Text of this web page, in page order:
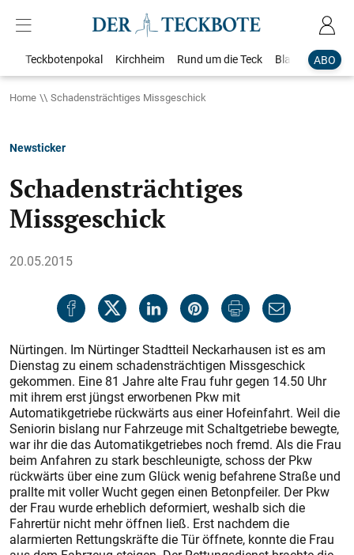
ABO
Teckbotenpokal Kirchheim Rund um die Teck Blaulicht
Home Schadensträchtiges Missgeschick
Newsticker
Schadensträchtiges
Missgeschick
20.05.2015
Nürtingen. Im Nürtinger Stadtteil Neckarhausen ist es am
Dienstag zu einem schadensträchtigen Missgeschick
gekommen. Eine 81 Jahre alte Frau fuhr gegen 14.50 Uhr
mit ihrem erst jüngst erworbenen Pkw mit
Automatikgetriebe rückwärts aus einer Hofeinfahrt. Weil die
Seniorin bislang nur Fahrzeuge mit Schaltgetriebe bewegte,
war ihr die das Automatikgetriebes noch fremd. Als die Frau
beim Anfahren zu stark beschleunigte, schoss der Pkw
rückwärts über eine zum Glück wenig befahrene Straße und
prallte mit voller Wucht gegen einen Betonpfeiler. Der Pkw
der Frau wurde erheblich deformiert, weshalb sich die
Fahrertür nicht mehr öffnen ließ. Erst nachdem die
alarmierten Rettungskräfte die Tür öffnete, konnte die Frau